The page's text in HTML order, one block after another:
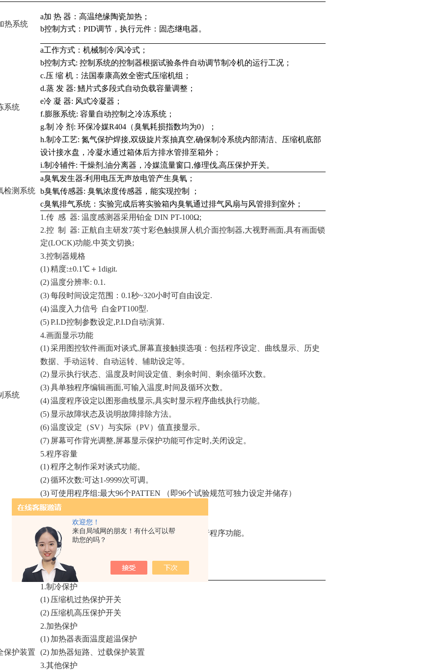
欢迎您！
来自局域网的朋友！有什么可以帮
助您的吗？
热系统
a加 热 器：高温绝缘陶瓷加热；
b控制方式：PID调节，执行元件：固态继电器。
系统
a工作方式：机械制冷/风冷式；
b控制方式: 控制系统的控制器根据试验条件自动调节制冷机的运行工况；
c.压 缩 机：法国泰康高效全密式压缩机组；
d.蒸 发 器: 鰭片式多段式自动负载容量调整；
e冷 凝 器: 风式冷凝器；
f.膨胀系统: 容量自动控制之冷冻系统；
g.制 冷 剂: 环保冷媒R404（臭氧耗损指数均为0）；
h.制冷工艺: 氮气保护焊接,双级旋片泵抽真空,确保制冷系统内部清洁、压缩机底部
设计接水盘，冷凝水通过箱体后方排水管排至箱外；
i.制冷辅件: 干燥剂,油分离器，冷媒流量窗口,修理伐,高压保护开关。
检测系统
a臭氧发生器:利用电压无声放电管产生臭氧；
b臭氧传感器: 臭氧浓度传感器，能实现控制 ；
c臭氧排气系统：实验完成后将实验箱内臭氧通过排气风扇与风管排到室外；
系统
1.传 感 器: 温度感测器采用铂金 DIN PT-100Ω;
2.控 制 器: 正航自主研发7英寸彩色触摸屏人机介面控制器,大视野画面,具有画面锁
定(LOCK)功能.中英文切换;
3.控制器规格
(1)精度:±0.1℃＋1digit.
(2)温度分辨率: 0.1.
(3)每段时间设定范围：0.1秒~320小时可自由设定.
(4)温度入力信号 白金PT100型.
(5)P.I.D控制参数设定,P.I.D自动演算.
4.画面显示功能
(1)采用图控软件画面对谈式,屏幕直接触摸选项：包括程序设定、曲线显示、历史
数据、手动运转、自动运转、辅助设定等。
(2) 显示执行状态、温度及时间设定值、剩余时间、剩余循环次数。
(3)具单独程序编辑画面,可输入温度,时间及循环次数。
(4)温度程序设定以图形曲线显示,具实时显示程序曲线执行功能。
(5) 显示故障状态及说明故障排除方法。
(6)温度设定（SV）与实际（PV）值直接显示。
(7) 屏幕可作背光调整,屏幕显示保护功能可作定时,关闭设定。
5.程序容量
(1)程序之制作采对谈式功能。
(2)循环次数:可达1-9999次可调。
(3)可使用程序组:最大96个PATTEN （即96个试验规范可独力设定并储存）
(4)每段冲击时间可设定:0～540Hour59Min。
常温停留时间可设定: 0～540Hour59Min。
(6)具有断电程序记忆,复电后自动启动并接续执行程序功能。
(7)程序执行时可实时显示图形曲线。
(8)具有预约启动及关机功能.
(9)具有日期,时间调整功能.
保护装置
1.制冷保护
(1) 压缩机过热保护开关
(2) 压缩机高压保护开关
2.加热保护
(1) 加热器表面温度超温保护
(2) 加热器短路、过载保护装置
3.其他保护